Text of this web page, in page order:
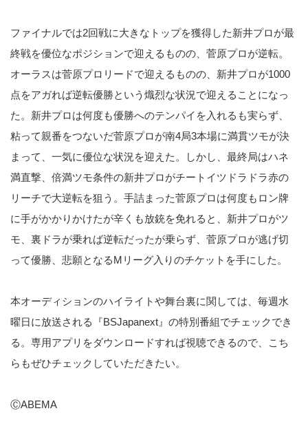
ファイナルでは2回戦に大きなトップを獲得した新井プロが最
終戦を優位なポジションで迎えるものの、菅原プロが逆転。
オーラスは菅原プロリードで迎えるものの、新井プロが1000
点をアガれば逆転優勝という熾烈な状況で迎えることになっ
た。新井プロは何度も優勝へのテンパイを入れるも実らず、
粘って親番をつないだ菅原プロが南4局3本場に満貫ツモが決
まって、一気に優位な状況を迎えた。しかし、最終局はハネ
満直撃、倍満ツモ条件の新井プロがチートイツドラドラ赤の
リーチで大逆転を狙う。手詰まった菅原プロは何度もロン牌
に手がかかりかけたが辛くも放銃を免れると、新井プロがツ
モ、裏ドラが乗れば逆転だったが乗らず、菅原プロが逃げ切
って優勝、悲願となるMリーグ入りのチケットを手にした。
本オーディションのハイライトや舞台裏に関しては、毎週水
曜日に放送される『BSJapanext』の特別番組でチェックでき
る。専用アプリをダウンロードすれば視聴できるので、こち
らもぜひチェックしていただきたい。
ⒸABEMA